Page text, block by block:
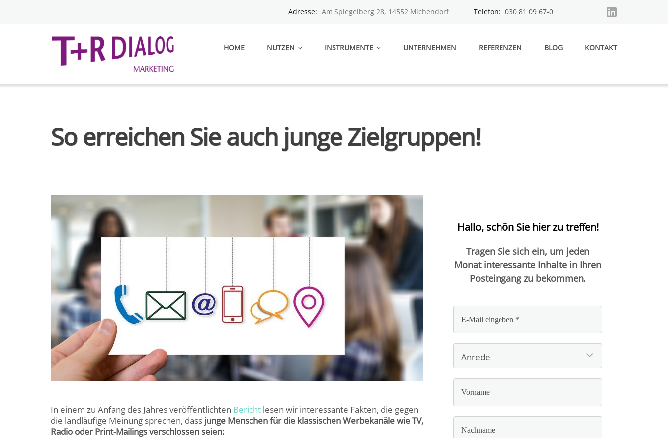
Adresse: Am Spiegelberg 28, 14552 Michendorf Telefon: 030 81 09 67-0
HOME NUTZEN INSTRUMENTE UNTERNEHMEN REFERENZEN BLOG KONTAKT
So erreichen Sie auch junge Zielgruppen!
In einem zu Anfang des Jahres veröffentlichten Bericht lesen wir interessante Fakten, die gegen
die landläufige Meinung sprechen, dass junge Menschen für die klassischen Werbekanäle wie TV,
Radio oder Print-Mailings verschlossen seien:
Hallo, schön Sie hier zu treffen!
Tragen Sie sich ein, um jeden
Monat interessante Inhalte in Ihren
Posteingang zu bekommen.